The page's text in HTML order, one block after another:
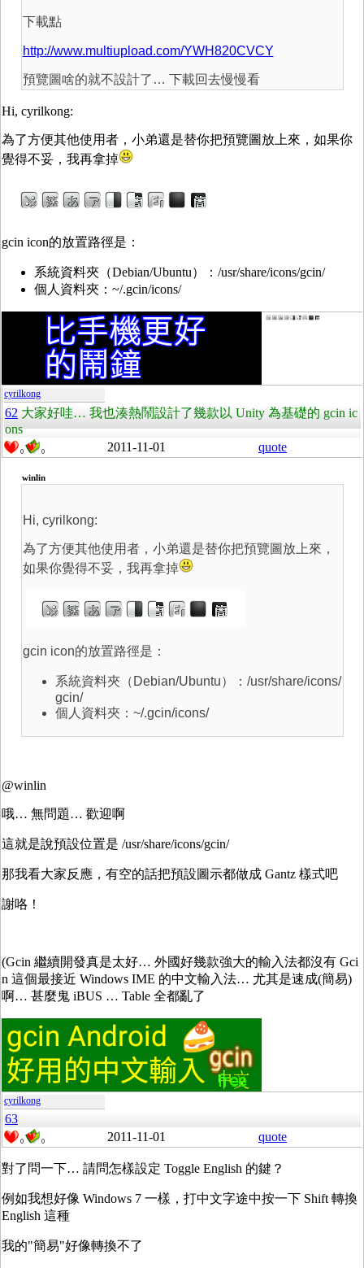
下載點
http://www.multiupload.com/YWH820CVCY
預覽圖啥的就不設計了… 下載回去慢慢看
Hi, cyrilkong:
為了方便其他使用者，小弟還是替你把預覽圖放上來，如果你
覺得不妥，我再拿掉
gcin icon的放置路徑是：
系統資料夾（Debian/Ubuntu）：/usr/share/icons/gcin/
個人資料夾：~/.gcin/icons/
cyrilkong
62 大家好哇… 我也湊熱鬧設計了幾款以 Unity 為基礎的 gcin ic
ons
0 0 2011-11-01 quote
winlin
Hi, cyrilkong:
為了方便其他使用者，小弟還是替你把預覽圖放上來，
如果你覺得不妥，我再拿掉
gcin icon的放置路徑是：
系統資料夾（Debian/Ubuntu）：/usr/share/icons/
gcin/
個人資料夾：~/.gcin/icons/
@winlin
哦… 無問題… 歡迎啊
這就是說預設位置是 /usr/share/icons/gcin/
那我看大家反應，有空的話把預設圖示都做成 Gantz 樣式吧
謝咯！
(Gcin 繼續開發真是太好… 外國好幾款強大的輸入法都沒有 Gci
n 這個最接近 Windows IME 的中文輸入法… 尤其是速成(簡易)
啊… 甚麼鬼 iBUS … Table 全都亂了
cyrilkong
63
0 0 2011-11-01 quote
對了問一下… 請問怎樣設定 Toggle English 的鍵？
例如我想好像 Windows 7 一樣，打中文字途中按一下 Shift 轉換
English 這種
我的"簡易"好像轉換不了